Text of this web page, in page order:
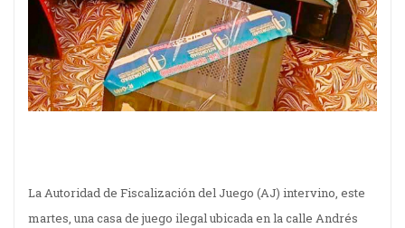
La Autoridad de Fiscalización del Juego (AJ) intervino, este
martes, una casa de juego ilegal ubicada en la calle Andrés